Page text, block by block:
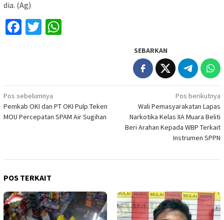
dia. (Ag)
Facebook
Twitter
SEBARKAN
Navigasi
pos
Pos sebelumnya
Pemkab OKI dan PT OKI Pulp Teken
MOU Percepatan SPAM Air Sugihan
Pos berikutnya
Wali Pemasyarakatan Lapas
Narkotika Kelas IIA Muara Beliti
Beri Arahan Kepada WBP Terkait
Instrumen SPPN
POS TERKAIT